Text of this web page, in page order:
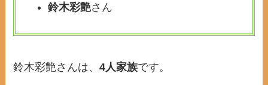
鈴木彩艶さん
鈴木彩艶さんは、4人家族です。